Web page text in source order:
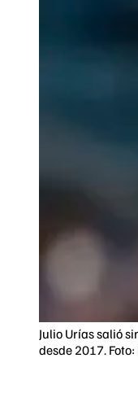
Julio Urías salió
desde 2017.